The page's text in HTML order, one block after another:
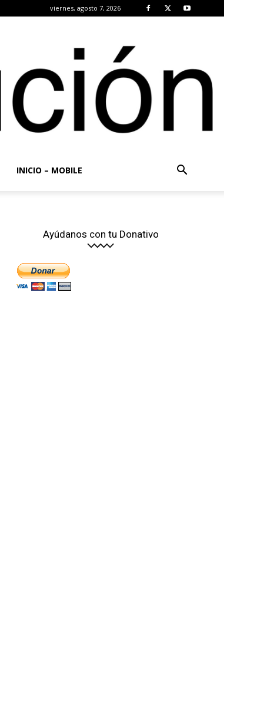
viernes, agosto 7, 2026
INICIO – MOBILE
Ayúdanos con tu Donativo